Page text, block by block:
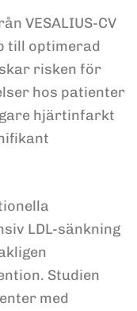
VESALIUS-CV
till optimerad
risken för
hos patienter
hjärtinfarkt
LDL-sänkning
Studien
med